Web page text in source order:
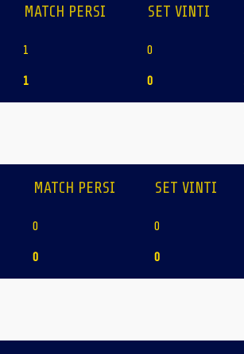
MATCH PERSI SET VINTI
1 0
1 0
MATCH PERSI SET VINTI
0 0
0 0